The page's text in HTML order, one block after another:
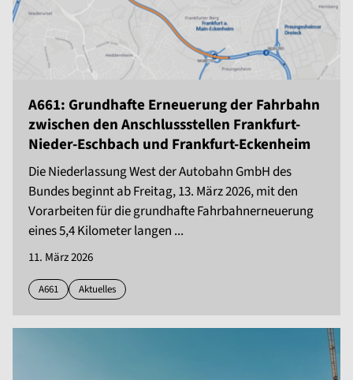
A661: Grundhafte Erneuerung der Fahrbahn
zwischen den Anschlussstellen Frankfurt-
Nieder-Eschbach und Frankfurt-Eckenheim
Die Niederlassung West der Autobahn GmbH des
Bundes beginnt ab Freitag, 13. März 2026, mit den
Vorarbeiten für die grundhafte Fahrbahnerneuerung
eines 5,4 Kilometer langen ...
11. März 2026
A661 Aktuelles